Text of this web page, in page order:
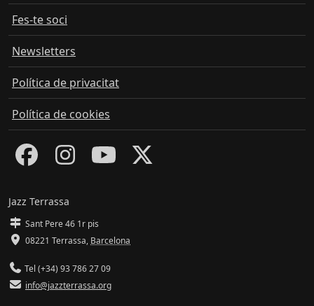
Fes-te soci
Newsletters
Política de privacitat
Política de cookies
Jazz Terrassa
Sant Pere 46 1r pis
08221 Terrassa, Barcelona
Tel (+34) 93 786 27 09
info@jazzterrassa.org